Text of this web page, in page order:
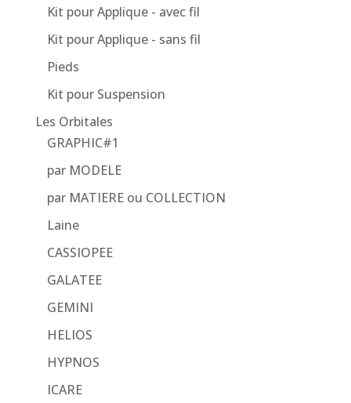
Kit pour Applique - avec fil
Kit pour Applique - sans fil
Pieds
Kit pour Suspension
Les Orbitales
GRAPHIC#1
par MODELE
par MATIERE ou COLLECTION
Laine
CASSIOPEE
GALATEE
GEMINI
HELIOS
HYPNOS
ICARE